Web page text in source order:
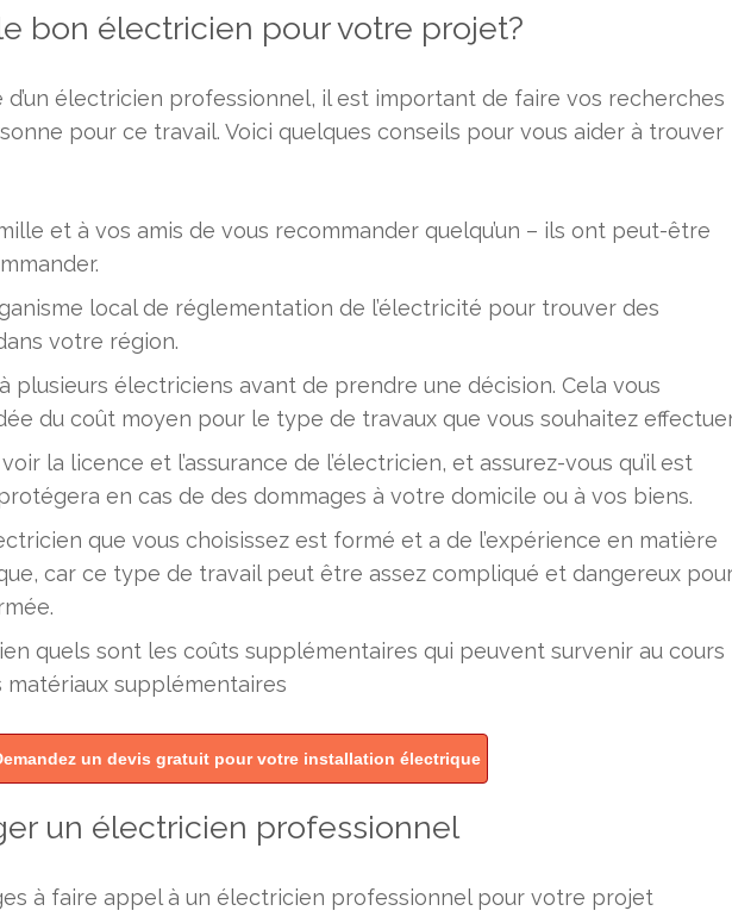
bon électricien pour votre projet?
d’un électricien professionnel, il est important de faire vos recherches
pour ce travail. Voici quelques conseils pour vous aider à trouver
et à vos amis de vous recommander quelqu’un – ils ont peut-être
local de réglementation de l’électricité pour trouver des
votre région.
plusieurs électriciens avant de prendre une décision. Cela vous
du coût moyen pour le type de travaux que vous souhaitez
la licence et l’assurance de l’électricien, et assurez-vous qu’il est
en cas de des dommages à votre domicile ou à vos biens.
que vous choisissez est formé et a de l’expérience en matière
car ce type de travail peut être assez compliqué et dangereux
quels sont les coûts supplémentaires qui peuvent survenir au cours
supplémentaires
un devis gratuit pour votre installation électrique
un électricien professionnel
à faire appel à un électricien professionnel pour votre projet